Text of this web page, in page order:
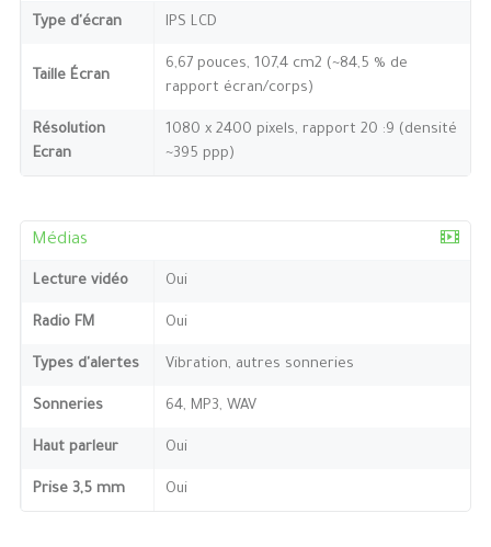
Type d'écran IPS LCD
Taille Écran
6,67 pouces, 107,4 cm2 (~84,5 % de
rapport écran/corps)
Résolution
Ecran
1080 x 2400 pixels, rapport 20 :9 (densité
~395 ppp)
Médias
Lecture vidéo Oui
Radio FM Oui
Types d'alertes Vibration, autres sonneries
Sonneries 64, MP3, WAV
Haut parleur Oui
Prise 3,5 mm Oui